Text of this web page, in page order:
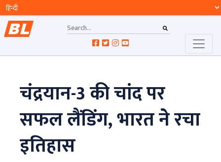
चंद्रयान-3 की चांद पर
सफल लैंडिंग, भारत ने रचा
इतिहास